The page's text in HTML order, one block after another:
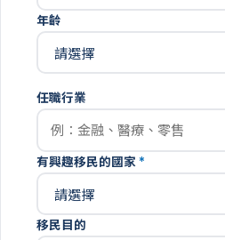
年齡
任職行業
有興趣移民的國家 *
移民目的